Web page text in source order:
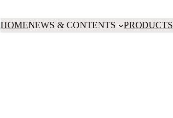
HOMENEWS & CONTENTS PRODUCTS